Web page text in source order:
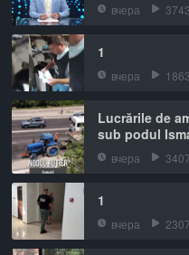
вчера 3743
1
вчера 1863
Lucrările de
sub podul
вчера 3407
1
вчера 2307